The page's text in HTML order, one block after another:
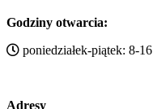
Godziny otwarcia:
poniedziałek-piątek: 8-16
Adresy